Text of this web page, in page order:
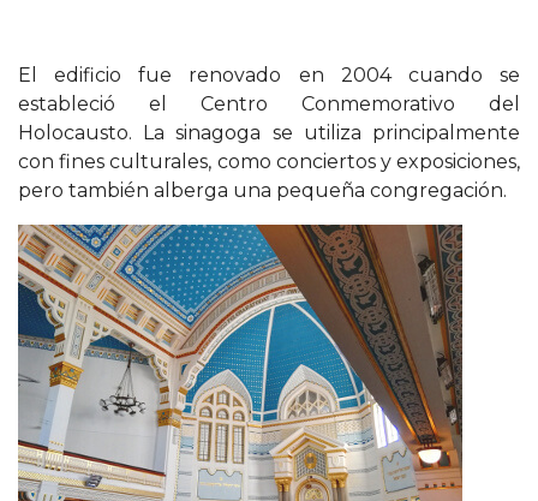
El edificio fue renovado en 2004 cuando se
estableció el Centro Conmemorativo del
Holocausto. La sinagoga se utiliza principalmente
con fines culturales, como conciertos y exposiciones,
pero también alberga una pequeña congregación.